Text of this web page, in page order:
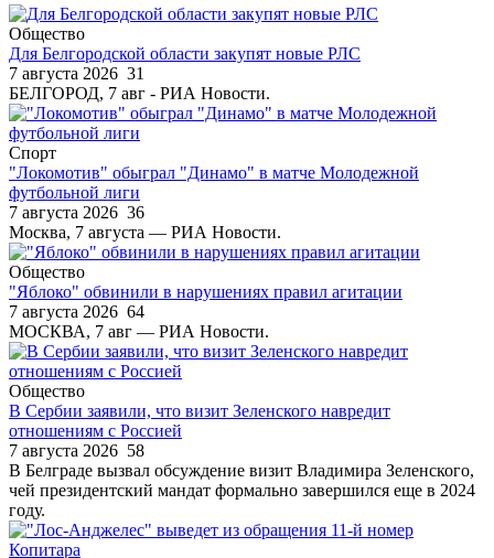
Общество
Для Белгородской области закупят новые РЛС
7 августа 2026 31
БЕЛГОРОД, 7 авг - РИА Новости.
Спорт
"Локомотив" обыграл "Динамо" в матче Молодежной
футбольной лиги
7 августа 2026 36
Москва, 7 августа — РИА Новости.
Общество
"Яблоко" обвинили в нарушениях правил агитации
7 августа 2026 64
МОСКВА, 7 авг — РИА Новости.
Общество
В Сербии заявили, что визит Зеленского навредит
отношениям с Россией
7 августа 2026 58
В Белграде вызвал обсуждение визит Владимира Зеленского,
чей президентский мандат формально завершился еще в 2024
году.